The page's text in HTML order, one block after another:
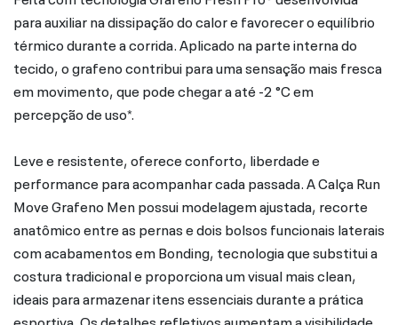
para auxiliar na dissipação do calor e favorecer o equilíbrio
térmico durante a corrida. Aplicado na parte interna do
tecido, o grafeno contribui para uma sensação mais fresca
em movimento, que pode chegar a até -2 °C em
percepção de uso*.
Leve e resistente, oferece conforto, liberdade e
performance para acompanhar cada passada. A Calça Run
Move Grafeno Men possui modelagem ajustada, recorte
anatômico entre as pernas e dois bolsos funcionais laterais
com acabamentos em Bonding, tecnologia que substitui a
costura tradicional e proporciona um visual mais clean,
ideais para armazenar itens essenciais durante a prática
esportiva. Os detalhes refletivos aumentam a visibilidade